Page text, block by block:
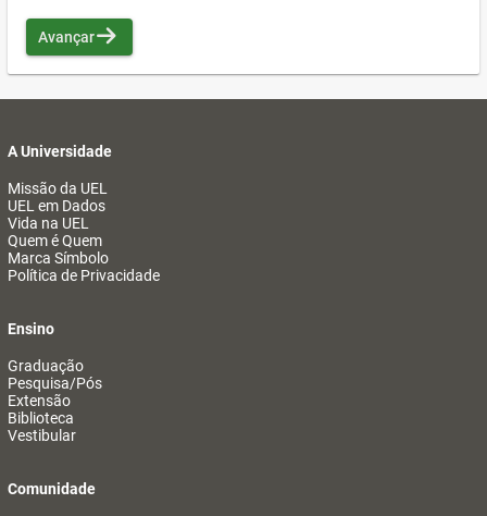
Avançar
A Universidade
Missão da UEL
UEL em Dados
Vida na UEL
Quem é Quem
Marca Símbolo
Política de Privacidade
Ensino
Graduação
Pesquisa/Pós
Extensão
Biblioteca
Vestibular
Comunidade